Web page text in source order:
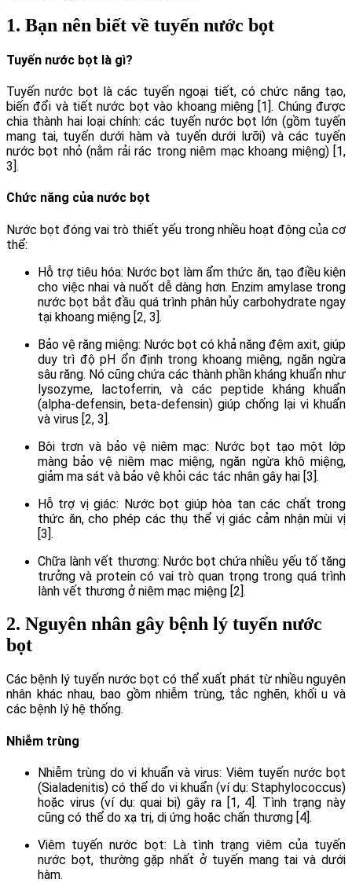
1. Bạn nên biết về tuyến nước bọt
Tuyến nước bọt là gì?
Tuyến nước bọt là các tuyến ngoại tiết, có chức năng tạo,
biến đổi và tiết nước bọt vào khoang miệng [1]. Chúng được
chia thành hai loại chính: các tuyến nước bọt lớn (gồm tuyến
mang tai, tuyến dưới hàm và tuyến dưới lưỡi) và các tuyến
nước bọt nhỏ (nằm rải rác trong niêm mạc khoang miệng) [1,
3].
Chức năng của nước bọt
Nước bọt đóng vai trò thiết yếu trong nhiều hoạt động của cơ
thể:
Hỗ trợ tiêu hóa: Nước bọt làm ẩm thức ăn, tạo điều kiện
cho việc nhai và nuốt dễ dàng hơn. Enzim amylase trong
nước bọt bắt đầu quá trình phân hủy carbohydrate ngay
tại khoang miệng [2, 3].
Bảo vệ răng miệng: Nước bọt có khả năng đệm axit, giúp
duy trì độ pH ổn định trong khoang miệng, ngăn ngừa
sâu răng. Nó cũng chứa các thành phần kháng khuẩn như
lysozyme, lactoferrin, và các peptide kháng khuẩn
(alpha-defensin, beta-defensin) giúp chống lại vi khuẩn
và virus [2, 3].
Bôi trơn và bảo vệ niêm mạc: Nước bọt tạo một lớp
màng bảo vệ niêm mạc miệng, ngăn ngừa khô miệng,
giảm ma sát và bảo vệ khỏi các tác nhân gây hại [3].
Hỗ trợ vị giác: Nước bọt giúp hòa tan các chất trong
thức ăn, cho phép các thụ thể vị giác cảm nhận mùi vị
[3].
Chữa lành vết thương: Nước bọt chứa nhiều yếu tố tăng
trưởng và protein có vai trò quan trọng trong quá trình
lành vết thương ở niêm mạc miệng [2].
2. Nguyên nhân gây bệnh lý tuyến nước
bọt
Các bệnh lý tuyến nước bọt có thể xuất phát từ nhiều nguyên
nhân khác nhau, bao gồm nhiễm trùng, tắc nghẽn, khối u và
các bệnh lý hệ thống.
Nhiễm trùng
Nhiễm trùng do vi khuẩn và virus: Viêm tuyến nước bọt
(Sialadenitis) có thể do vi khuẩn (ví dụ: Staphylococcus)
hoặc virus (ví dụ: quai bị) gây ra [1, 4]. Tình trạng này
cũng có thể do xạ trị, dị ứng hoặc chấn thương [4].
Viêm tuyến nước bọt: Là tình trạng viêm của tuyến
nước bọt, thường gặp nhất ở tuyến mang tai và dưới
hàm.